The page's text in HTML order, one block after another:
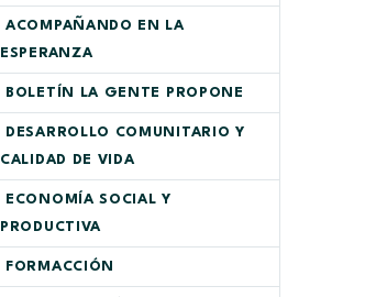
ACOMPAÑANDO EN LA
ESPERANZA
BOLETÍN LA GENTE PROPONE
DESARROLLO COMUNITARIO Y
CALIDAD DE VIDA
ECONOMÍA SOCIAL Y
PRODUCTIVA
FORMACCIÓN